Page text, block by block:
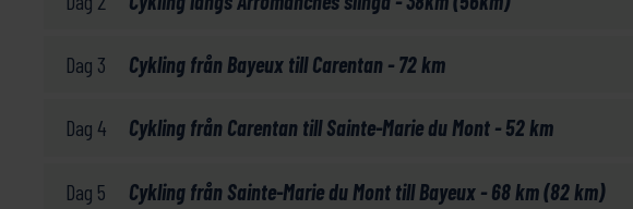
Dag 3 Cykling från Bayeux till Carentan - 72 km
Dag 4 Cykling från Carentan till Sainte-Marie du Mont - 52 km
Dag 5 Cykling från Sainte-Marie du Mont till Bayeux - 68 km (82 km)